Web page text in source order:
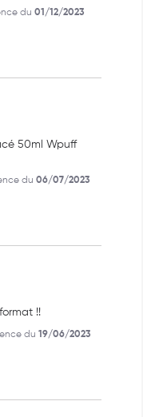
du 01/12/2023
50ml Wpuff
du 06/07/2023
!!
du 19/06/2023